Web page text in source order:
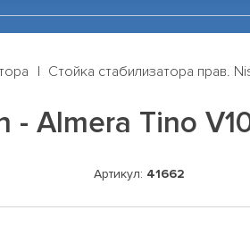
Стойка стабилизатора прав.
- Almera Tino
Артикул: 41662